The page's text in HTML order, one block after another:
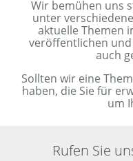
Wir bemühen uns
unter
aktuelle Themen
veröffentlichen
auch
Sollten wir eine
haben, die Sie für
um
Rufen Sie